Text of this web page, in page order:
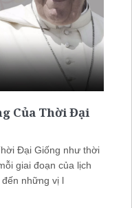
Của Thời Đại
Đại Giống như thời
giai đoạn của lịch
những vị l